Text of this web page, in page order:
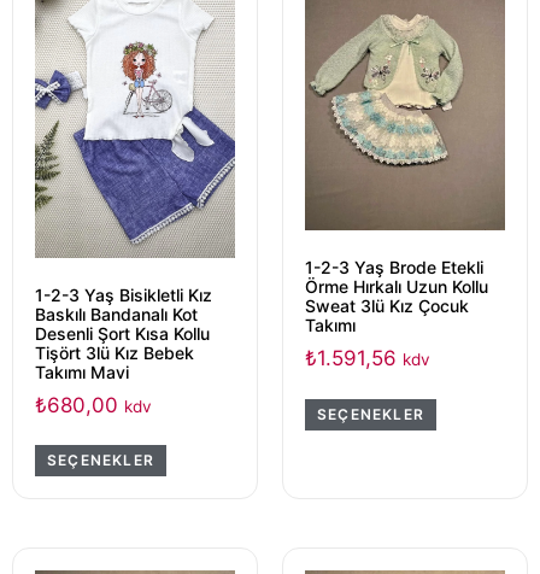
1-2-3 Yaş Bisikletli Kız
Baskılı Bandanalı Kot
Desenli Şort Kısa Kollu
Tişört 3lü Kız Bebek
Takımı Mavi
₺680,00 kdv
SEÇENEKLER
1-2-3 Yaş Brode Etekli
Örme Hırkalı Uzun Kollu
Sweat 3lü Kız Çocuk
Takımı
₺1.591,56 kdv
SEÇENEKLER